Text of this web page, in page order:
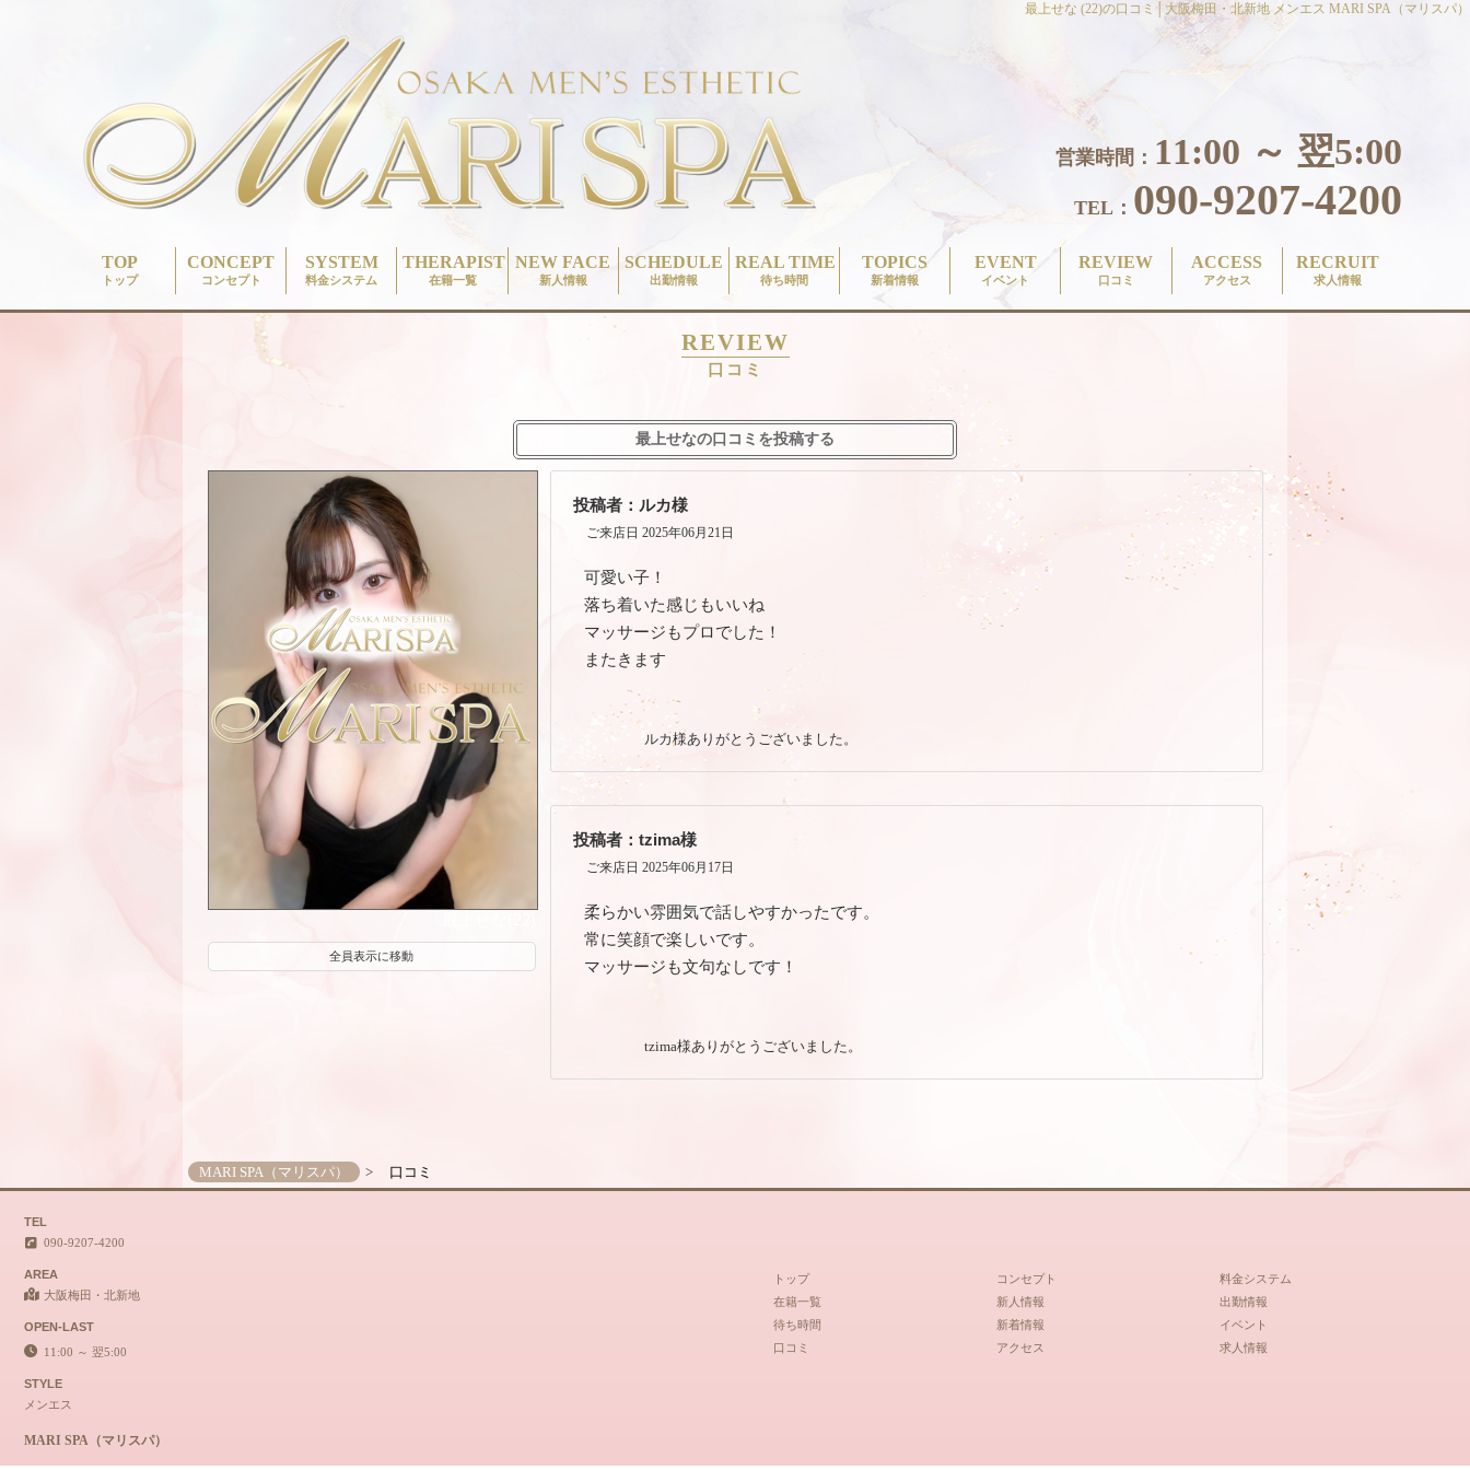
最上せな (22)の口コミ│大阪梅田・北新地 メンエス MARI SPA（マリスパ）
営業時間： 11:00 ～ 翌5:00
TEL： 090-9207-4200
TOP
トップ
CONCEPT
コンセプト
SYSTEM
料金システム
THERAPIST
在籍一覧
NEW FACE
新人情報
SCHEDULE
出勤情報
REAL TIME
待ち時間
TOPICS
新着情報
EVENT
イベント
REVIEW
口コミ
ACCESS
アクセス
RECRUIT
求人情報
REVIEW
口コミ
最上せなの口コミを投稿する
全員表示に移動
投稿者：ルカ様
ご来店日 2025年06月21日
可愛い子！
落ち着いた感じもいいね
マッサージもプロでした！
またきます
ルカ様ありがとうございました。
投稿者：tzima様
ご来店日 2025年06月17日
柔らかい雰囲気で話しやすかったです。
常に笑顔で楽しいです。
マッサージも文句なしです！
tzima様ありがとうございました。
MARI SPA（マリスパ） 口コミ
TEL
090-9207-4200
AREA
大阪梅田・北新地
OPEN-LAST
11:00 ～ 翌5:00
STYLE
メンエス
MARI SPA（マリスパ）
トップ コンセプト
料金システム
在籍一覧
新人情報
出勤情報
待ち時間
新着情報
イベント
口コミ
アクセス 求人情報